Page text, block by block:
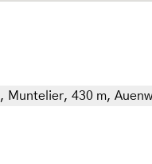
Muntelier, 430 m,